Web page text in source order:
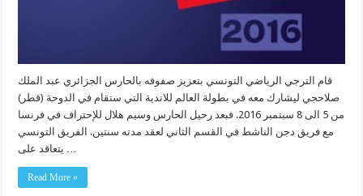
قام الترجي الرياضي التونسي بتعزيز صفوفه بالحارس الجزائري عبد الملك
صلاحجي ليشارك معه في بطولة العالم للاندية التي ستقام في الدوحة (قطر)
من 5 الى 8 سبتمبر 2016. فبعد رحيل الحارس وسيم هلال للإحتراف في فرنسا
مع فريق دجن الناشط في القسم الثاني لعقد مدته سنتين. الفريق التونسي
Read More »